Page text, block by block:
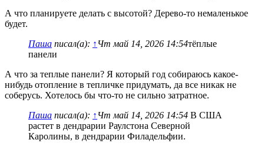
А что планируете делать с высотой? Дерево-то немаленькое
будет.
Паша писал(а): ↑Чт май 14, 2026 14:54тёплые
панели
А что за теплые панели? Я который год собираюсь какое-
нибудь отопление в тепличке придумать, да все никак не
соберусь. Хотелось бы что-то не сильно затратное.
Паша писал(а): ↑Чт май 14, 2026 14:54 В США
растет в дендрарии Раулстона Северной
Каролины, в дендрарии Филадельфии.